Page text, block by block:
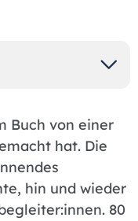
Buch von einer
hat. Die
hin und wieder
80